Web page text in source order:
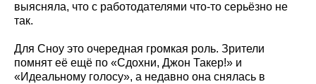
выясняла, что с работодателями что-то серьёзно не
так.
Для Сноу это очередная громкая роль. Зрители
помнят её ещё по «Сдохни, Джон Такер!» и
«Идеальному голосу», а недавно она снялась в